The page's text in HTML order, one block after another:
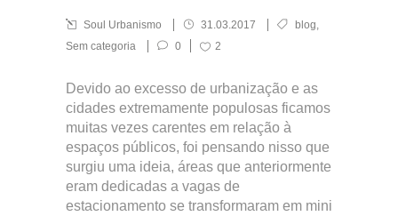
Soul Urbanismo 31.03.2017 blog,
Sem categoria
0 2
Devido ao excesso de urbanização e as
cidades extremamente populosas ficamos
muitas vezes carentes em relação à
espaços públicos, foi pensando nisso que
surgiu uma ideia, áreas que anteriormente
eram dedicadas a vagas de
estacionamento se transformaram em mini